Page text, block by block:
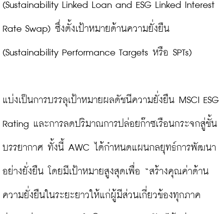
(Sustainability Linked Loan and ESG Linked Interest
Rate Swap) ซึ่งตั้งเป้าหมายด้านความยั่งยืน
(Sustainability Performance Targets หรือ SPTs)
แบ่งเป็นการบรรลุเป้าหมายผลดัชนีความยั่งยืน MSCI ESG
Rating และการลดปริมาณการปล่อยก๊าซเรือนกระจกสู่ชั้น
บรรยากาศ ทั้งนี้ AWC ได้กำหนดแผนกลยุทธ์การพัฒนา
อย่างยั่งยืน โดยมีเป้าหมายสูงสุดเพื่อ “สร้างคุณค่าด้าน
ความยั่งยืนในระยะยาวให้แก่ผู้มีส่วนเกี่ยวข้องทุกภาค